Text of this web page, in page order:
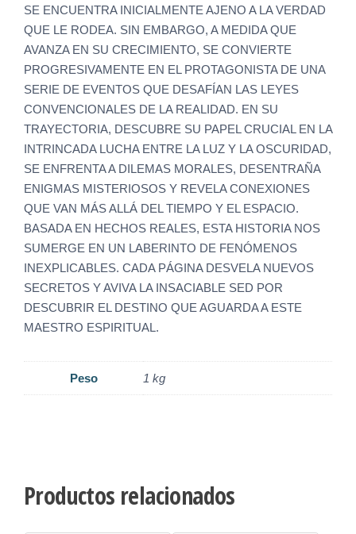
SE ENCUENTRA INICIALMENTE AJENO A LA VERDAD
QUE LE RODEA. SIN EMBARGO, A MEDIDA QUE
AVANZA EN SU CRECIMIENTO, SE CONVIERTE
PROGRESIVAMENTE EN EL PROTAGONISTA DE UNA
SERIE DE EVENTOS QUE DESAFÍAN LAS LEYES
CONVENCIONALES DE LA REALIDAD. EN SU
TRAYECTORIA, DESCUBRE SU PAPEL CRUCIAL EN LA
INTRINCADA LUCHA ENTRE LA LUZ Y LA OSCURIDAD,
SE ENFRENTA A DILEMAS MORALES, DESENTRAÑA
ENIGMAS MISTERIOSOS Y REVELA CONEXIONES
QUE VAN MÁS ALLÁ DEL TIEMPO Y EL ESPACIO.
BASADA EN HECHOS REALES, ESTA HISTORIA NOS
SUMERGE EN UN LABERINTO DE FENÓMENOS
INEXPLICABLES. CADA PÁGINA DESVELA NUEVOS
SECRETOS Y AVIVA LA INSACIABLE SED POR
DESCUBRIR EL DESTINO QUE AGUARDA A ESTE
MAESTRO ESPIRITUAL.
Peso 1 kg
Productos relacionados